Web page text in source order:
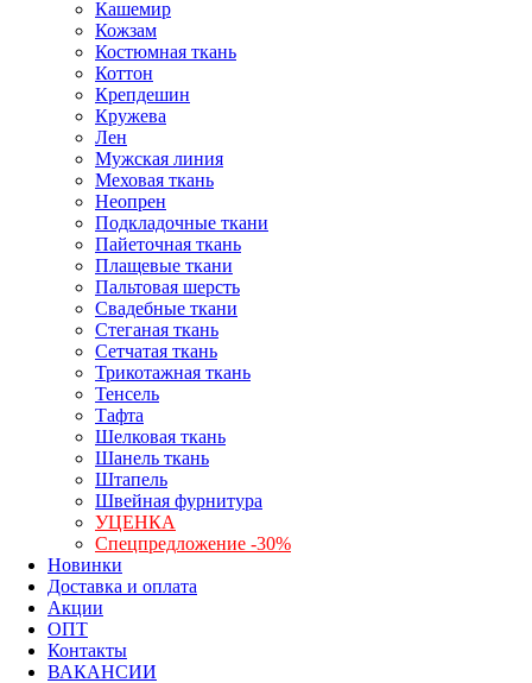
Кашемир
Кожзам
Костюмная ткань
Коттон
Крепдешин
Кружева
Лен
Мужская линия
Меховая ткань
Неопрен
Подкладочные ткани
Пайеточная ткань
Плащевые ткани
Пальтовая шерсть
Свадебные ткани
Стеганая ткань
Сетчатая ткань
Трикотажная ткань
Тенсель
Тафта
Шелковая ткань
Шанель ткань
Штапель
Швейная фурнитура
УЦЕНКА
Спецпредложение -30%
Новинки
Доставка и оплата
Акции
ОПТ
Контакты
ВАКАНСИИ